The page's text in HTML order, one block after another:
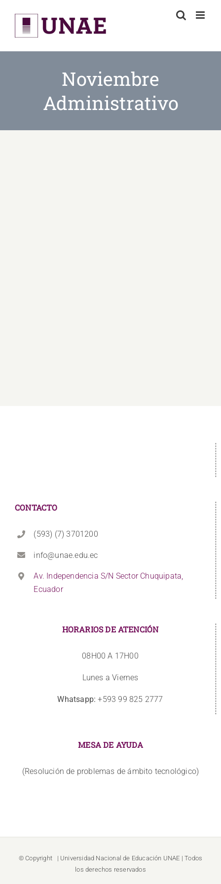
content
Noviembre
Administrativo
CONTACTO
(593) (7) 3701200
info@unae.edu.ec
Av. Independencia S/N Sector Chuquipata,
Ecuador
HORARIOS DE ATENCIÓN
08H00 A 17H00
Lunes a Viernes
Whatsapp: +593 99 825 2777
MESA DE AYUDA
(Resolución de problemas de ámbito tecnológico)
© Copyright | Universidad Nacional de Educación UNAE | Todos
los derechos reservados